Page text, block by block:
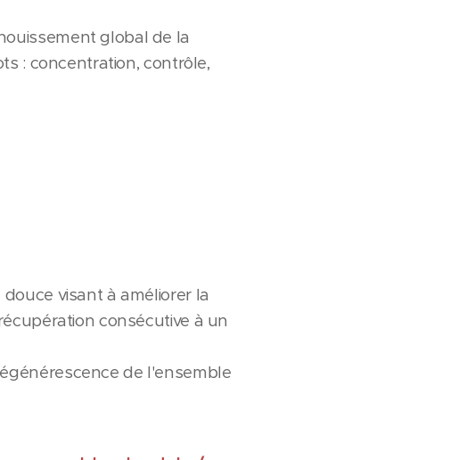
global de la
: concentration, contrôle,
visant à améliorer la
consécutive à un
de l'ensemble